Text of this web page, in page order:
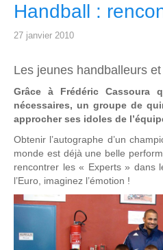
Handball :
27 janvier 2010
Les jeunes handballeurs
Grâce à Frédéric Cassoura
nécessaires, un groupe de
approcher ses idoles de
Obtenir l’autographe d’un
monde est déjà une belle
rencontrer les « Experts » dans
l’Euro, imaginez l’émotion !